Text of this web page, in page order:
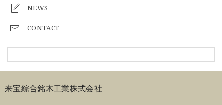
NEWS
CONTACT
来宝綜合銘木工業株式会社